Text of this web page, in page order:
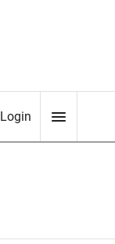
Login